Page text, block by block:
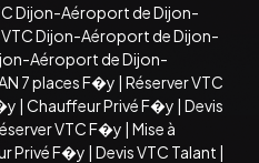
Dijon-Aéroport de Dijon-
Dijon-Aéroport de Dijon-
Aéroport de Dijon-
7 places F�y | Réserver VTC
| Chauffeur Privé F�y | Devis
VTC F�y | Mise à
Privé F�y | Devis VTC Talant |